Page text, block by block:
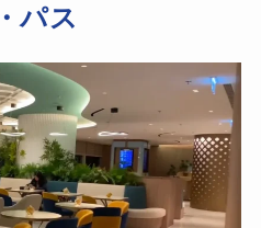
パス